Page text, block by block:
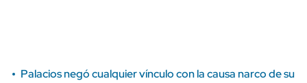
Palacios negó cualquier vínculo con la causa narco de su